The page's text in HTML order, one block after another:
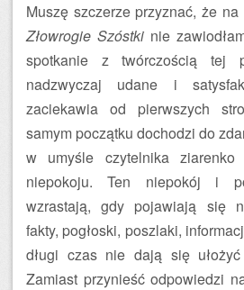
Muszę szczerze przyznać, że
Złowrogie Szóstki nie
spotkanie z twórczością tej
nadzwyczaj udane i
zaciekawia od pierwszych
samym początku dochodzi do
w umyśle czytelnika ziarenko
niepokoju. Ten niepokój i
wzrastają, gdy pojawiają się
fakty, pogłoski, poszlaki,
długi czas nie dają się
Zamiast przynieść odpowiedzi